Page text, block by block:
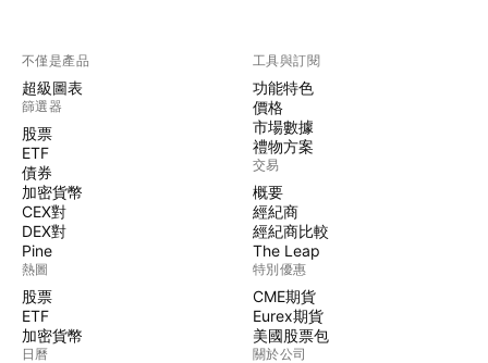
不僅是產品
超級圖表
篩選器
股票
ETF
債券
加密貨幣
CEX對
DEX對
Pine
熱圖
股票
ETF
加密貨幣
日曆
工具與訂閱
功能特色
價格
市場數據
禮物方案
交易
概要
經紀商
經紀商比較
The Leap
特別優惠
CME期貨
Eurex期貨
美國股票包
關於公司